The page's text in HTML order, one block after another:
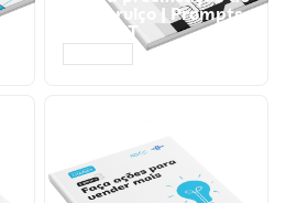
seu serviço | Prompts
ChatGPT